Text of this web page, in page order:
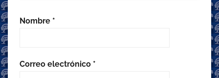
Nombre *
Correo electrónico *